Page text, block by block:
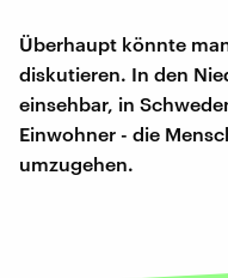
Überhaupt könnte
diskutieren. In den
einsehbar, in
Einwohner - die
umzugehen.